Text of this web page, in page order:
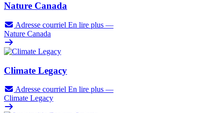
Nature Canada
Adresse courriel En lire plus —
Nature Canada
Climate Legacy
Adresse courriel En lire plus —
Climate Legacy